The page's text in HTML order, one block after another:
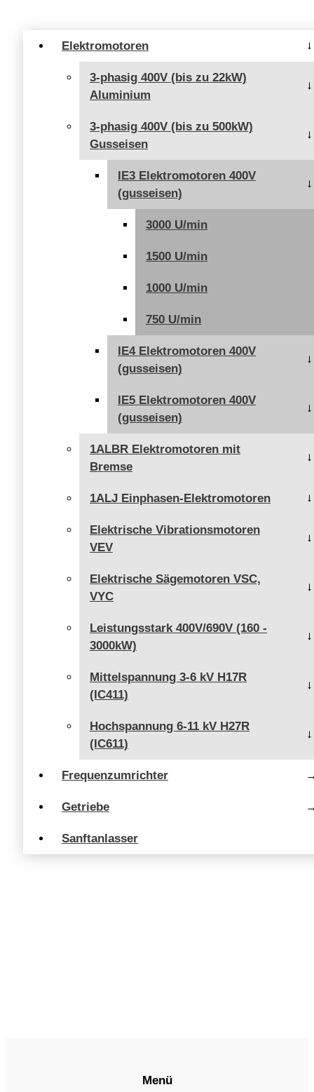
Elektromotoren
3-phasig 400V (bis zu 22kW)
Aluminium
3-phasig 400V (bis zu 500kW)
Gusseisen
IE3 Elektromotoren 400V
(gusseisen)
3000 U/min
1500 U/min
1000 U/min
750 U/min
IE4 Elektromotoren 400V
(gusseisen)
IE5 Elektromotoren 400V
(gusseisen)
1ALBR Elektromotoren mit
Bremse
1ALJ Einphasen-Elektromotoren
Elektrische Vibrationsmotoren
VEV
Elektrische Sägemotoren VSC,
VYC
Leistungsstark 400V/690V (160 -
3000kW)
Mittelspannung 3-6 kV H17R
(IC411)
Hochspannung 6-11 kV H27R
(IC611)
Frequenzumrichter
Getriebe
Sanftanlasser
Menü